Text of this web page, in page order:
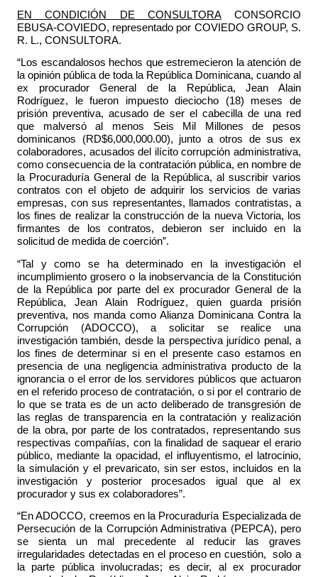
EN CONDICIÓN DE CONSULTORACONSORCIO
EBUSA-COVIEDO, representado por COVIEDO GROUP, S.
R. L., CONSULTORA.
“Los escandalosos hechos que estremecieron la atención de
la opinión pública de toda la República Dominicana, cuando al
ex procurador General de la República,Jean Alain
Rodríguez, le fueron impuesto dieciocho (18) meses de
prisión preventiva, acusado de ser el cabecilla de una red
que malversó al menos Seis Mil Millones de pesos
dominicanos (RD$6,000,000.00), junto a otros de sus ex
colaboradores, acusados del ilícito corrupción administrativa,
como consecuencia de la contratación pública, en nombre de
la Procuraduría General de la República, al suscribir varios
contratos con el objeto de adquirir los servicios de varias
empresas, con sus representantes, llamados contratistas, a
los fines de realizar la construcción de la nueva Victoria, los
firmantes de los contratos, debieron ser incluido en la
solicitud de medida de coerción”.
“Tal y como se ha determinado en la investigación el
incumplimiento grosero o la inobservancia de la Constitución
de la República por parte del ex procuradorGeneral de la
República, Jean Alain Rodríguez, quien guarda prisión
preventiva, nos manda comoAlianza Dominicana Contra la
Corrupción (ADOCCO), a solicitar se realice una
investigación también, desde la perspectiva jurídico penal, a
los fines de determinar si en el presente caso estamos en
presencia de una negligencia administrativa producto de la
ignorancia o el error de los servidores públicos que actuaron
en el referido proceso de contratación, o si por el contrario de
lo que se trata es de un acto deliberado de transgresión de
las reglas de transparencia en la contratación y realización
de la obra, por parte de los contratados, representando sus
respectivas compañías, con la finalidad de saquear el erario
público, mediante la opacidad, el influyentismo, el latrocinio,
la simulación y el prevaricato, sin ser estos, incluidos en la
investigación y posterior procesados igual que al ex
procurador y sus ex colaboradores”.
“En ADOCCO, creemos en la Procuraduría Especializada de
Persecución de la Corrupción Administrativa (PEPCA), pero
se sienta un mal precedente al reducir las graves
irregularidades detectadas en el proceso en cuestión, solo a
la parte pública involucradas; es decir, al ex procurador